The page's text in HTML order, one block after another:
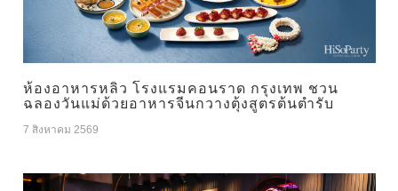
ห้องอาหารหลิว โรงแรมคอนราด กรุงเทพ ชวน
ฉลองวันแม่ด้วยอาหารจีนกวางตุ้งสูตรต้นตำรับ
7 สิงหาคม 2569